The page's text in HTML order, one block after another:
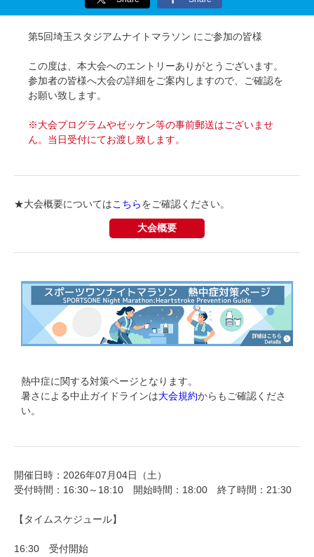
第5回埼玉スタジアムナイト マラソン にご参加の皆様
この度は、本大会へのエントリーありがとうございます。
参加者の皆様へ大会の詳細をご案内しますので、ご確認を
お願い致します。
※大会プログラムやゼッケン等の事前郵送はございませ
ん。当日受付にてお渡し致します。
★大会概要についてはこちらをご確認ください。
大会概要
熱中症に関する対策ページとなります。
暑さによる中止ガイドラインは大会規約からもご確認くださ
い。
開催日時：2026年07月04日（土）
受付時間：16:30～18:10 開始時間：18:00 終了時間：21:30
【タイムスケジュール】
16:30 受付開始